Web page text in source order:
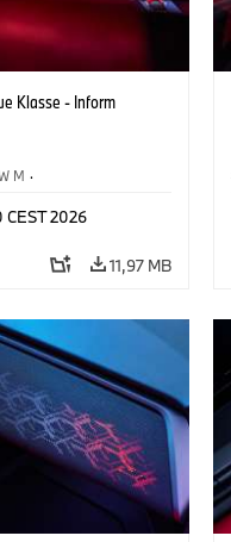
Klasse - Inform
M ·
CEST 2026
11,97 MB